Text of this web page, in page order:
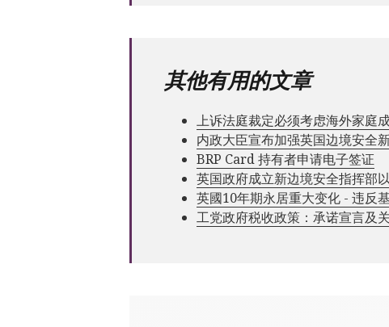
其他有用的文章
上诉法庭裁定必须考虑海外家庭
内政大臣宣布加强英国边境安全
BRP Card 持有者申请电子签证
英国政府成立新边境安全指挥部
英國10年期永居重大变化 - 违反
工党政府税收政策：承诺宣言及